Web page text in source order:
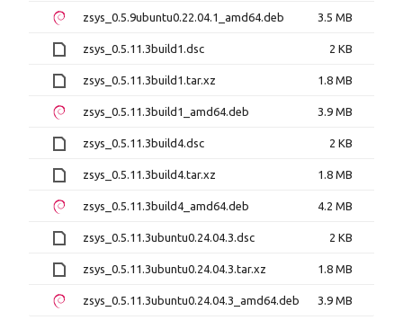
zsys_0.5.9ubuntu0.22.04.1_amd64.deb 3.5 MB
zsys_0.5.11.3build1.dsc 2 KB
zsys_0.5.11.3build1.tar.xz 1.8 MB
zsys_0.5.11.3build1_amd64.deb 3.9 MB
zsys_0.5.11.3build4.dsc 2 KB
zsys_0.5.11.3build4.tar.xz 1.8 MB
zsys_0.5.11.3build4_amd64.deb 4.2 MB
zsys_0.5.11.3ubuntu0.24.04.3.dsc 2 KB
zsys_0.5.11.3ubuntu0.24.04.3.tar.xz 1.8 MB
zsys_0.5.11.3ubuntu0.24.04.3_amd64.deb 3.9 MB